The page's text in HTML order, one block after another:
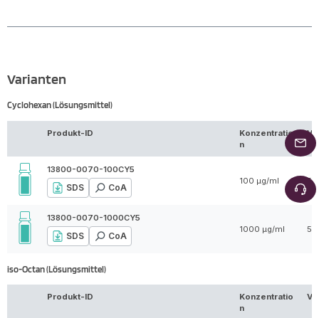
Varianten
Cyclohexan (Lösungsmittel)
Produkt-ID
Konzentratio
n
13800-0070-100CY5
SDS CoA
100 µg/ml 5
13800-0070-1000CY5
SDS CoA
1000 µg/ml 5
iso-Octan (Lösungsmittel)
Produkt-ID
Konzentratio
n